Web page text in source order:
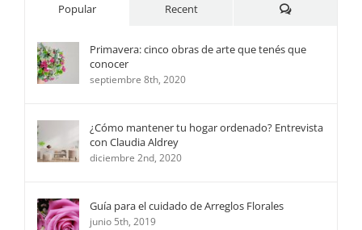
Popular Recent Comments
Primavera: cinco obras de arte que tenés que
conocer
septiembre 8th, 2020
¿Cómo mantener tu hogar ordenado? Entrevista
con Claudia Aldrey
diciembre 2nd, 2020
Guía para el cuidado de Arreglos Florales
junio 5th, 2019